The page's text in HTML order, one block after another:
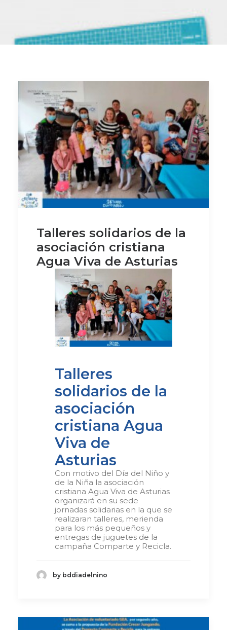
Talleres solidarios de la
asociación cristiana
Agua Viva de Asturias
Talleres
solidarios de la
asociación
cristiana Agua
Viva de
Asturias
Con motivo del Día del Niño y
de la Niña la asociación
cristiana Agua Viva de Asturias
organizará en su sede
jornadas solidarias en la que se
realizaran talleres, merienda
para los más pequeños y
entregas de juguetes de la
campaña Comparte y Recicla.
by bddiadelnino